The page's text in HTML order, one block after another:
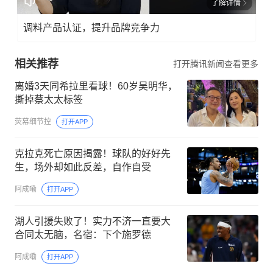
了解详情
调料产品认证，提升品牌竞争力
相关推荐 打开腾讯新闻查看更多
离婚3天同希拉里看球！60岁吴明华，
撕掉蔡太太标签
荧幕细节控 打开APP
克拉克死亡原因揭露！球队的好好先
生，场外却如此反差，自作自受
阿成嘞 打开APP
湖人引援失败了！实力不济一直要大
合同太无脑，名宿：下个施罗德
阿成嘞 打开APP